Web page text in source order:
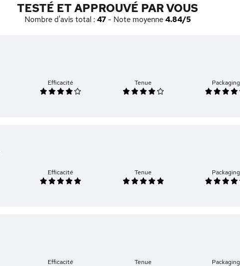
TESTÉ ET APPROUVÉ PAR VOUS
Nombre d'avis total : 47- Note moyenne 4.84/5
Efficacité Tenue Packaging
Efficacité Tenue Packaging
Efficacité Tenue Packaging